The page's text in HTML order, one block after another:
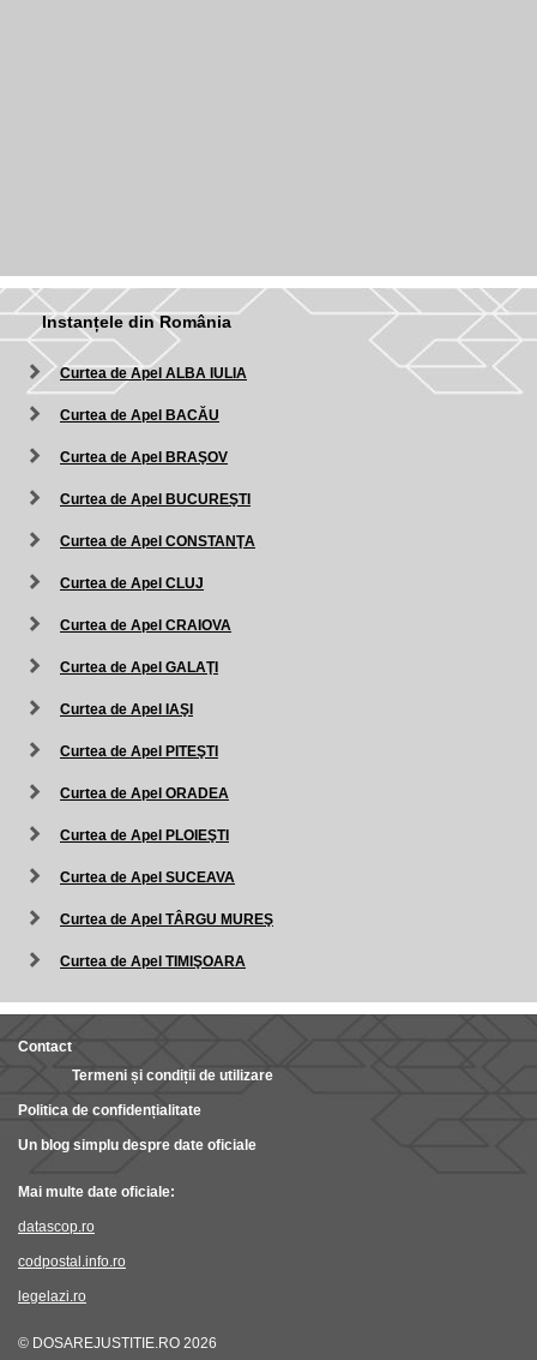
Instanțele din România
Curtea de Apel ALBA IULIA
Curtea de Apel BACĂU
Curtea de Apel BRAŞOV
Curtea de Apel BUCUREŞTI
Curtea de Apel CONSTANŢA
Curtea de Apel CLUJ
Curtea de Apel CRAIOVA
Curtea de Apel GALAŢI
Curtea de Apel IAŞI
Curtea de Apel PITEŞTI
Curtea de Apel ORADEA
Curtea de Apel PLOIEŞTI
Curtea de Apel SUCEAVA
Curtea de Apel TÂRGU MUREŞ
Curtea de Apel TIMIŞOARA
Contact
Termeni și condiții de utilizare
Politica de confidențialitate
Un blog simplu despre date oficiale
Mai multe date oficiale:
datascop.ro
codpostal.info.ro
legelazi.ro
© DOSAREJUSTITIE.RO 2026